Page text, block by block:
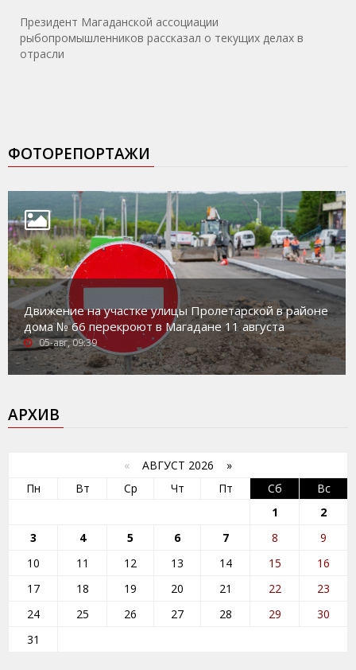
Президент Магаданской ассоциации
рыбопромышленников рассказал о текущих делах в
отрасли
ФОТОРЕПОРТАЖИ
Движение на участке улицы Пролетарской в районе
дома № 66 перекроют в Магадане 11 августа
05-авг, 09:39
АРХИВ
« АВГУСТ 2026 »
Пн
Вт Ср Чт Пт Сб
Вс
1
2
3
4 5 6 7 8
9
10
11 12 13 14 15
16
17
18 19 20 21 22
23
24
25 26 27 28 29
30
31